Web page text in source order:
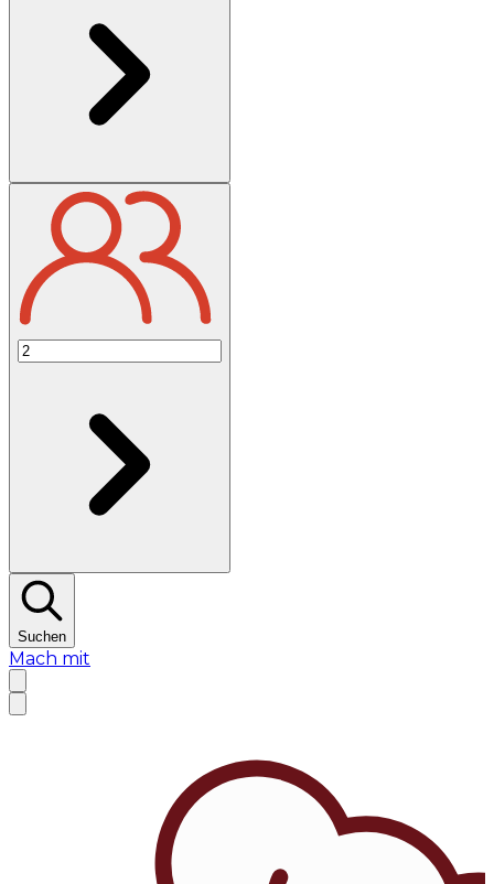
Suchen
Mach mit